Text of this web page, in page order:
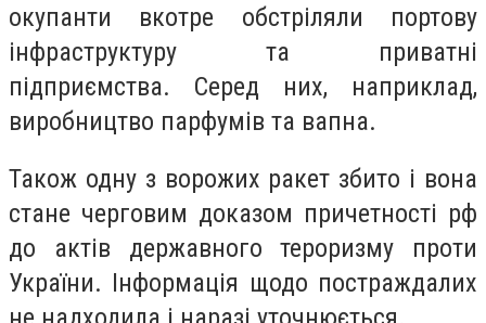
окупанти вкотре обстріляли портову
інфраструктуру та приватні
підприємства. Серед них, наприклад,
виробництво парфумів та вапна.
Також одну з ворожих ракет збито і вона
стане черговим доказом причетності рф
до актів державного тероризму проти
України. Інформація щодо постраждалих